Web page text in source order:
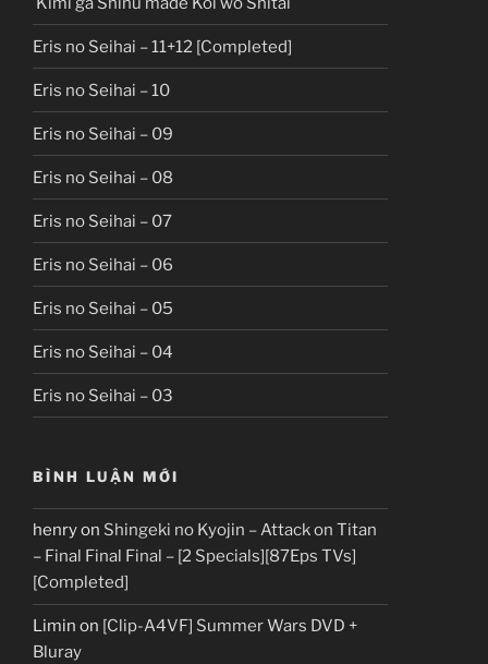
Eris no Seihai – 11+12 [Completed]
Eris no Seihai – 10
Eris no Seihai – 09
Eris no Seihai – 08
Eris no Seihai – 07
Eris no Seihai – 06
Eris no Seihai – 05
Eris no Seihai – 04
Eris no Seihai – 03
BÌNH LUẬN MỚI
henryon Shingeki no Kyojin – Attack on Titan
– Final Final Final – [2 Specials][87Eps TVs]
[Completed]
Limin on [Clip-A4VF] Summer Wars DVD +
Bluray